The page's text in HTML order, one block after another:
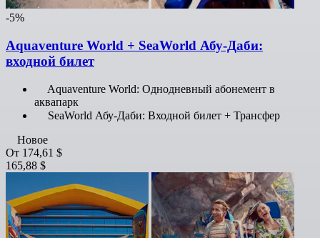
-5%
Aquaventure World + SeaWorld Абу-Даби:
входной билет
Aquaventure World: Однодневный абонемент в
аквапарк
SeaWorld Абу-Даби: Входной билет + Трансфер
Новое
От 174,61 $
165,88 $